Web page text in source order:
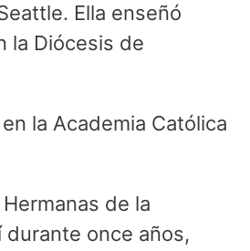
Ella enseñó
la Diócesis de
la Academia Católica
de la
durante once años,